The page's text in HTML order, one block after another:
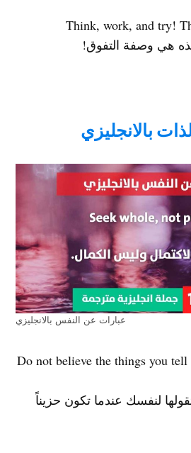
هي وصفة التفوق!
بالانجليزي
عبارات عن النفس بالانجليزي
.Do not believe the things you
لنفسك عندما تكون حزيناً